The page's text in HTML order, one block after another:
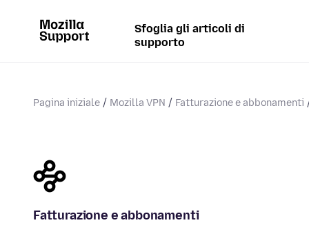
Sfoglia gli articoli di
supporto
Pagina iniziale Mozilla VPN Fatturazione e abbonamenti
Fatturazione e abbonamenti